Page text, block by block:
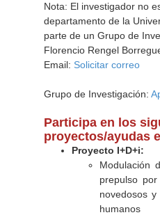
Nota: El investigador no
departamento de la
parte de un Grupo de
Florencio Rengel
Email: Solicitar correo
Grupo de Investigación:
Participa en los
proyectos/ayudas
Proyecto I+D+i:
Modulación
prepulso
novedosos
humanos